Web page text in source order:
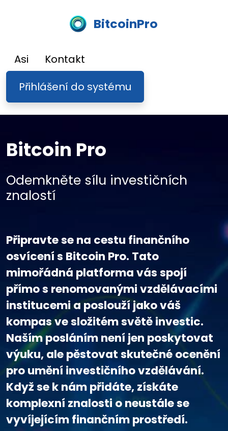
BitcoinPro
Asi
Kontakt
Přihlášení do systému
Bitcoin Pro
Odemkněte sílu investičních
znalostí
Připravte se na cestu finančního
osvícení s Bitcoin Pro. Tato
mimořádná platforma vás spojí
přímo s renomovanými vzdělávacími
institucemi a poslouží jako váš
kompas ve složitém světě investic.
Naším posláním není jen poskytovat
výuku, ale pěstovat skutečné ocenění
pro umění investičního vzdělávání.
Když se k nám přidáte, získáte
komplexní znalosti o neustále se
vyvíjejícím finančním prostředí.